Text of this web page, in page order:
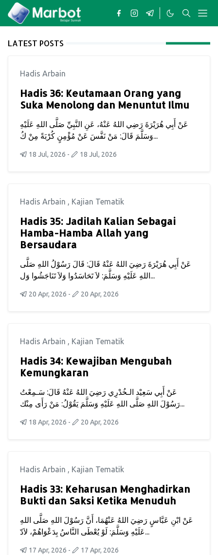
LATEST POSTS
Hadis Arbain
Hadis 36: Keutamaan Orang yang
Suka Menolong dan Menuntut Ilmu
عَنْ أَبِي هُرَيْرَةَ رَضِي اللهُ عَنْهُ، عَنِ النَّبِيِّ صَلَّى اللهِ عَلَيْهِ
وَسَلَّمَ قَالَ: مَنْ نَفَّسَ عَنْ مُؤْمِنٍ كُرْبَةً مِنْ كُ...
18 Jul, 2026 - 18 Jul, 2026
Hadis Arbain , Kajian Tematik
Hadis 35: Jadilah Kalian Sebagai
Hamba-Hamba Allah yang
Bersaudara
عَنْ أَبِي هُرَيْرَةَ رَضِيَ اللهُ عَنْهُ قَالَ: قَالَ رَسُوْلُ اللهِ صَلَّى
اللهِ عَلَيْهِ وَسَلَّمَ: لاَ تَحَاسَدُوا وَلاَ تَنَاجَشُوا وَل...
20 Apr, 2026 - 20 Apr, 2026
Hadis Arbain , Kajian Tematik
Hadis 34: Kewajiban Mengubah
Kemungkaran
عَنْ أَبِي سَعِيْد الـخُدْرِي رَضِيَ اللهُ عَنْهُ قَالَ: سَـمِعْتُ
رَسُوْلَ اللهِ صَلَّى اللهِ عَلَيْهِ وَسَلَّمَ يَقُوْلُ: مَنْ رَأَى مِنْك...
18 Apr, 2026 - 20 Apr, 2026
Hadis Arbain , Kajian Tematik
Hadis 33: Keharusan Menghadirkan
Bukti dan Saksi Ketika Menuduh
عَنْ ابْنِ عَبَّاسٍ رَضِيَ اللهُ عَنْهُمَا، أَنَّ رَسُوْلَ اللهِ صَلَّى اللهِ
عَلَيْهِ وَسَلَّمَ: لَوْ يُعْطَى النَّاسُ بِدَعْوَاهُمْ، لاَدّ...
17 Apr, 2026 - 17 Apr, 2026